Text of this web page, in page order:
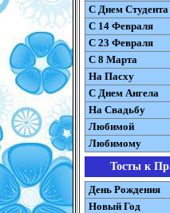
C Днем Студента
С 14 Февраля
С 23 Февраля
С 8 Марта
На Пасху
C Днем Ангела
На Свадьбу
Любимой
Любимому
Тосты к
День Рождения
Новый Год